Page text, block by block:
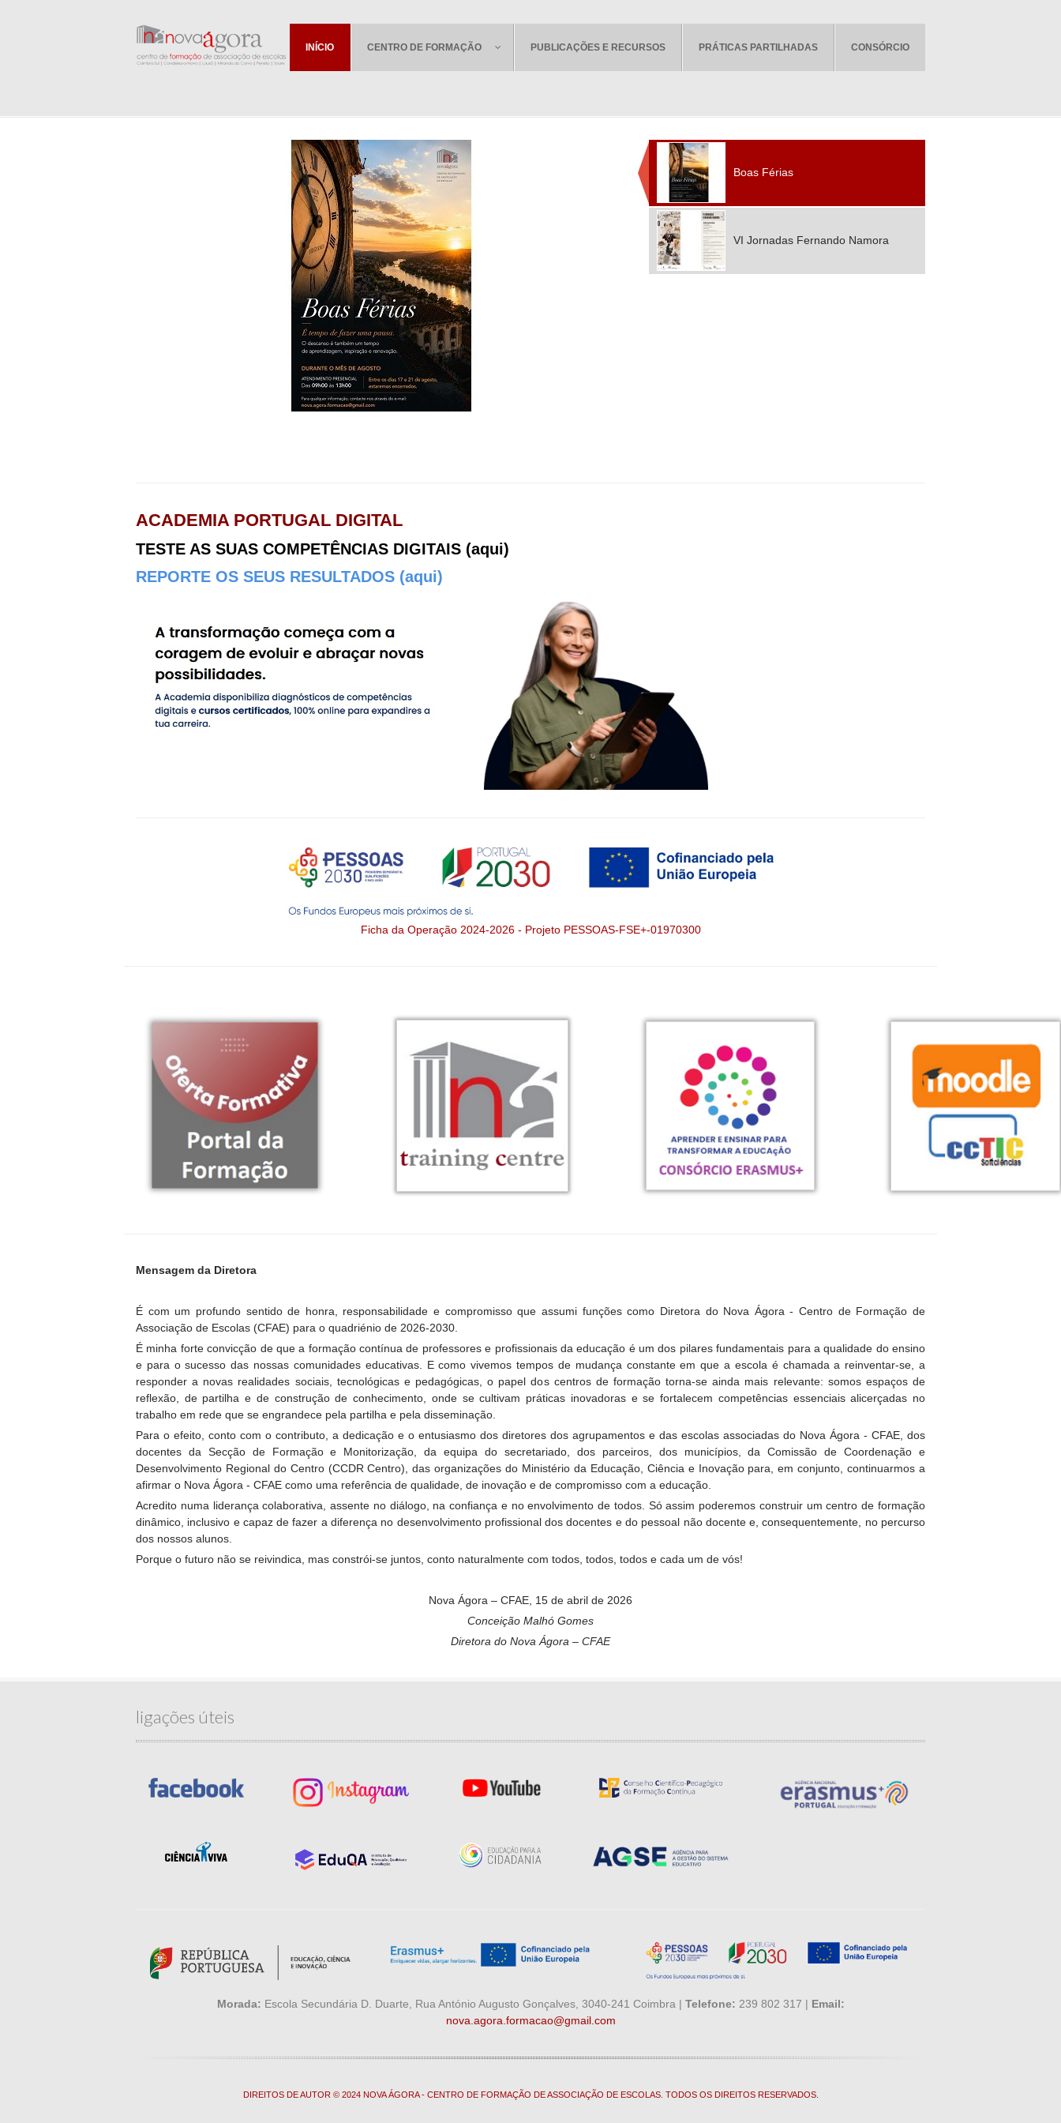
INÍCIO CENTRO DE FORMAÇÃO PUBLICAÇÕES E RECURSOS PRÁTICAS PARTILHADAS CONSÓRCIO
Boas Férias
VI Jornadas Fernando Namora
ACADEMIA PORTUGAL DIGITAL
TESTE AS SUAS COMPETÊNCIAS DIGITAIS (aqui)
REPORTE OS SEUS RESULTADOS (aqui)
Ficha da Operação 2024-2026 - Projeto PESSOAS-FSE+-01970300
Mensagem da Diretora
É com um profundo sentido de honra, responsabilidade e compromisso que assumi funções como Diretora do Nova Ágora - Centro de Formação de
Associação de Escolas (CFAE) para o quadriénio de 2026-2030.
É minha forte convicção de que a formação contínua de professores e profissionais da educação é um dos pilares fundamentais para a qualidade do ensino
e para o sucesso das nossas comunidades educativas. E como vivemos tempos de mudança constante em que a escola é chamada a reinventar-se, a
responder a novas realidades sociais, tecnológicas e pedagógicas, o papel dos centros de formação torna-se ainda mais relevante: somos espaços de
reflexão, de partilha e de construção de conhecimento, onde se cultivam práticas inovadoras e se fortalecem competências essenciais alicerçadas no
trabalho em rede que se engrandece pela partilha e pela disseminação.
Para o efeito, conto com o contributo, a dedicação e o entusiasmo dos diretores dos agrupamentos e das escolas associadas do Nova Ágora - CFAE, dos
docentes da Secção de Formação e Monitorização, da equipa do secretariado, dos parceiros, dos municípios, da Comissão de Coordenação e
Desenvolvimento Regional do Centro (CCDR Centro), das organizações do Ministério da Educação, Ciência e Inovação para, em conjunto, continuarmos a
afirmar o Nova Ágora - CFAE como uma referência de qualidade, de inovação e de compromisso com a educação.
Acredito numa liderança colaborativa, assente no diálogo, na confiança e no envolvimento de todos. Só assim poderemos construir um centro de formação
dinâmico, inclusivo e capaz de fazer a diferença no desenvolvimento profissional dos docentes e do pessoal não docente e, consequentemente, no percurso
dos nossos alunos.
Porque o futuro não se reivindica, mas constrói-se juntos, conto naturalmente com todos, todos, todos e cada um de vós!
Nova Ágora – CFAE, 15 de abril de 2026
Conceição Malhó Gomes
Diretora do Nova Ágora – CFAE
ligações úteis
Morada: Escola Secundária D. Duarte, Rua António Augusto Gonçalves, 3040-241 Coimbra | Telefone: 239 802 317 | Email:
nova.agora.formacao@gmail.com
DIREITOS DE AUTOR © 2024 NOVA ÁGORA - CENTRO DE FORMAÇÃO DE ASSOCIAÇÃO DE ESCOLAS. TODOS OS DIREITOS RESERVADOS.